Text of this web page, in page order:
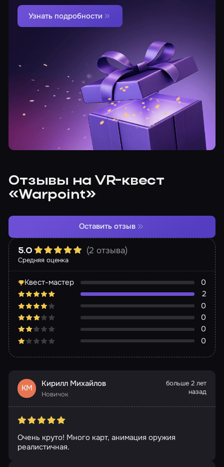
Узнать подробности
Отзывы на VR-квест
«Warpoint»
Средняя оценка
5.0 (2 отзыва)
Квест-мастер
0
2
0
0
0
0
Оставить отзыв
КМ Кирилл Михайлов
Новичок
больше 2 лет
назад
Очень круто! Много карт, анимация оружия
реалистичная.